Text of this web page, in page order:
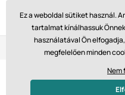
Visszaküldés 14 napon
Ez a weboldal sütiket használ.
tartalmat kínálhassuk
használatával Ön
megfelelően minden
Nem